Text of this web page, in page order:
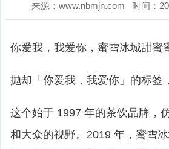
来源：www.nbmjn.com 时间：
你爱我，我爱你，蜜雪冰城甜蜜
抛却「你爱我，我爱你」的标签
这个始于 1997 年的茶饮品牌，
和大众的视野。2019 年，蜜雪